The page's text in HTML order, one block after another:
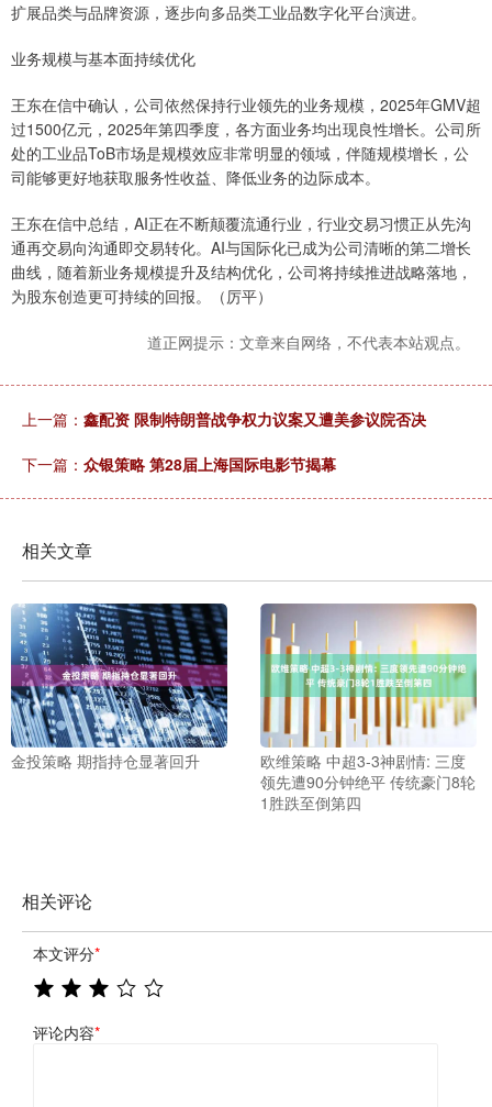
扩展品类与品牌资源，逐步向多品类工业品数字化平台演进。
业务规模与基本面持续优化
王东在信中确认，公司依然保持行业领先的业务规模，2025年GMV超
过1500亿元，2025年第四季度，各方面业务均出现良性增长。公司所
处的工业品ToB市场是规模效应非常明显的领域，伴随规模增长，公
司能够更好地获取服务性收益、降低业务的边际成本。
王东在信中总结，AI正在不断颠覆流通行业，行业交易习惯正从先沟
通再交易向沟通即交易转化。AI与国际化已成为公司清晰的第二增长
曲线，随着新业务规模提升及结构优化，公司将持续推进战略落地，
为股东创造更可持续的回报。（厉平）
道正网提示：文章来自网络，不代表本站观点。
上一篇： 鑫配资 限制特朗普战争权力议案又遭美参议院否决
下一篇： 众银策略 第28届上海国际电影节揭幕
相关文章
金投策略 期指持仓显著回升
欧维策略 中超3-3神剧情: 三度
领先遭90分钟绝平 传统豪门8轮
1胜跌至倒第四
相关评论
本文评分*
评论内容*